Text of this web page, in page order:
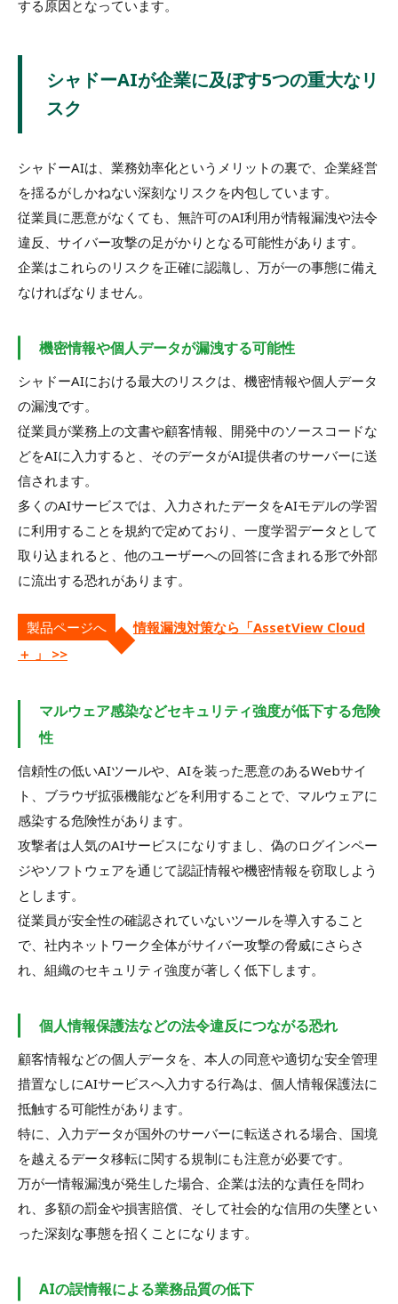
する原因となっています。
シャドーAIが企業に及ぼす5つの重大なリ
スク
シャドーAIは、業務効率化というメリットの裏で、企業経営
を揺るがしかねない深刻なリスクを内包しています。
従業員に悪意がなくても、無許可のAI利用が情報漏洩や法令
違反、サイバー攻撃の足がかりとなる可能性があります。
企業はこれらのリスクを正確に認識し、万が一の事態に備え
なければなりません。
機密情報や個人データが漏洩する可能性
シャドーAIにおける最大のリスクは、機密情報や個人データ
の漏洩です。
従業員が業務上の文書や顧客情報、開発中のソースコードな
どをAIに入力すると、そのデータがAI提供者のサーバーに送
信されます。
多くのAIサービスでは、入力されたデータをAIモデルの学習
に利用することを規約で定めており、一度学習データとして
取り込まれると、他のユーザーへの回答に含まれる形で外部
に流出する恐れがあります。
製品ページへ
情報漏洩対策なら「AssetView Cloud
＋ 」 >>
マルウェア感染などセキュリティ強度が低下する危険
性
信頼性の低いAIツールや、AIを装った悪意のあるWebサイ
ト、ブラウザ拡張機能などを利用することで、マルウェアに
感染する危険性があります。
攻撃者は人気のAIサービスになりすまし、偽のログインペー
ジやソフトウェアを通じて認証情報や機密情報を窃取しよう
とします。
従業員が安全性の確認されていないツールを導入すること
で、社内ネットワーク全体がサイバー攻撃の脅威にさらさ
れ、組織のセキュリティ強度が著しく低下します。
個人情報保護法などの法令違反につながる恐れ
顧客情報などの個人データを、本人の同意や適切な安全管理
措置なしにAIサービスへ入力する行為は、個人情報保護法に
抵触する可能性があります。
特に、入力データが国外のサーバーに転送される場合、国境
を越えるデータ移転に関する規制にも注意が必要です。
万が一情報漏洩が発生した場合、企業は法的な責任を問わ
れ、多額の罰金や損害賠償、そして社会的な信用の失墜とい
った深刻な事態を招くことになります。
AIの誤情報による業務品質の低下